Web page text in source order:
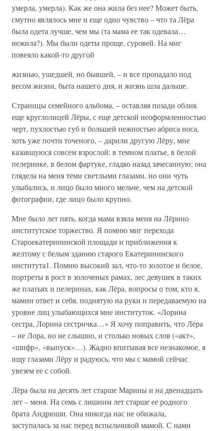
умерла, умерла). Как же она жила без нее? Может быть,
смутно являлось мне и еще одно чувство – что та Лёра
была одета лучше, чем мы (та мама ее так одевала…
нежила?). Мы были одеты проще, суровей. На миг
повеяло какой-то другой
жизнью, ушедшей, но бывшей, – и все пропадало под
весом жизни, быта нашего дня, и жизнь шла дальше.
Страницы семейного альбома, – оставляя позади облик
еще круглолицей Лёры, с еще детской неоформленностью
черт, пухлостью губ и большей нежностью абриса носа,
хоть уже почти точеного, – дарили другую Лёру, мне
казавшуюся совсем взрослой: в темном платье, в белой
пелеринке, в белом фартуке, гладко назад зачесанную; она
глядела на меня теми светлыми глазами, но они чуть
улыбались, и лицо было много мельче, чем на детской
фотографии, где лицо было крупно.
Мне было лет пять, когда мама взяла меня на Лёрино
институтское торжество. Я помню миг перехода
Староекатерининской площади и приближения к
желтому с белым зданию старого Екатерининского
института1. Помню высокий зал, что-то золотое и белое,
портреты в рост в золоченых рамах, лес девушек в таких
же платьях и пелеринах, как Лёра, вопросы о том, кто я,
мамин ответ и себя, поднятую на руки и передаваемую на
уровне лиц улыбающихся мне институток. «Лорина
сестра, Лорина сестричка…» Я хочу поправить, что Лёра
– не Лора, но не слышно, и столько новых слов («акт»,
«шифр», «выпуск»…). Жадно впитывая все незнакомое, я
ищу глазами Лёру и радуюсь, что мы с мамой сейчас
увезем ее с собой.
Лёра была на десять лет старше Марины и на двенадцать
лет – меня. На семь с лишним лет старше ее родного
брата Андрюши. Она никогда нас не обижала,
заступалась за нас перед вспыльчивой мамой. С нами